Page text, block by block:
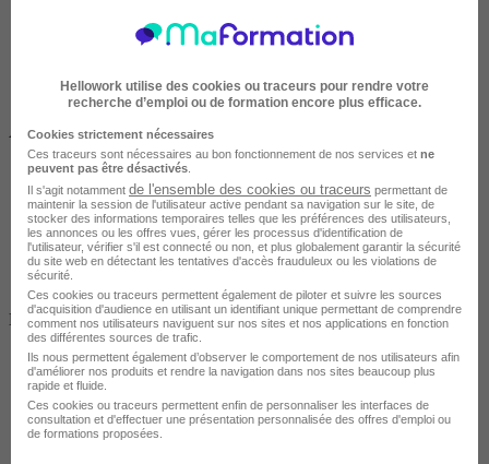
À DISTANCE
Non finançable CPF
Hellowork utilise des cookies ou traceurs pour rendre votre
recherche d’emploi ou de formation encore plus efficace.
Cookies strictement nécessaires
Ces traceurs sont nécessaires au bon fonctionnement de nos services et ne
peuvent pas être désactivés
Il s'agit notamment de l'ensemble des cookies ou traceurs permettant de
maintenir la session de l'utilisateur active pendant sa navigation sur le site, de
stocker des informations temporaires telles que les préférences des utilisateurs,
les annonces ou les offres vues, gérer les processus d'identification de
l'utilisateur, vérifier s'il est connecté ou non, et plus globalement garantir la sécurité
du site web en détectant les tentatives d'accès frauduleux ou les violations de
sécurité.
Ces cookies ou traceurs permettent également de piloter et suivre les sources
d'acquisition d'audience en utilisant un identifiant unique permettant de comprendre
comment nos utilisateurs naviguent sur nos sites et nos applications en fonction
des différentes sources de trafic.
Ils nous permettent également d’observer le comportement de nos utilisateurs afin
d'améliorer nos produits et rendre la navigation dans nos sites beaucoup plus
rapide et fluide.
Ces cookies ou traceurs permettent enfin de personnaliser les interfaces de
consultation et d'effectuer une présentation personnalisée des offres d'emploi ou
de formations proposées.